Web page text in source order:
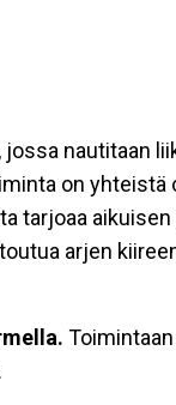
nautitaan
on yhteistä
tarjoaa
arjen